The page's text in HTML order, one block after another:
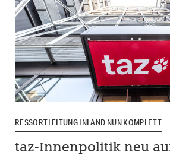
RESSORTLEITUNG INLAND NUN KOMPLETT
taz-Innenpolitik neu